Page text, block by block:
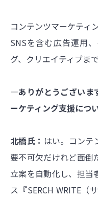
コンテンツマーケティ
SNSを含む広告運用
グ、クリエイティブま
―ありがとうございま
ーケティング支援につ
北橋氏： はい。コンテ
要不可欠だけれど面倒
立案を自動化し、担当
ス『SERCH WRITE（